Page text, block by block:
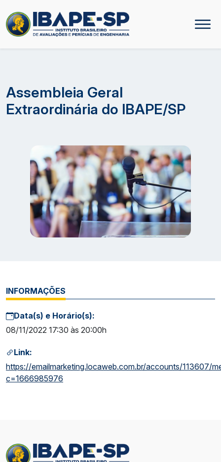
Assembleia Geral
Extraordinária do IBAPE/SP
INFORMAÇÕES
Data(s) e Horário(s):
08/11/2022 17:30 às 20:00h
Link:
https://emailmarketing.locaweb.com.br/accounts/113607/
c=1666985976